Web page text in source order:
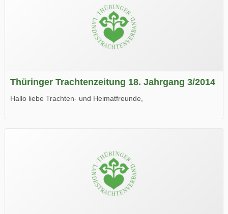
Thüringer Trachtenzeitung 18. Jahrgang 3/2014
Hallo liebe Trachten- und Heimatfreunde,
Wir wünschen Euch viel Spaß beim Lesen.